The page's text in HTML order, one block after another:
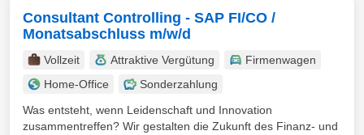
Consultant Controlling - SAP FI/CO /
Monatsabschluss m/w/d
Vollzeit Attraktive Vergütung
Firmenwagen
Home-Office
Sonderzahlung
Was entsteht, wenn Leidenschaft und Innovation
zusammentreffen? Wir gestalten die Zukunft des Finanz- und